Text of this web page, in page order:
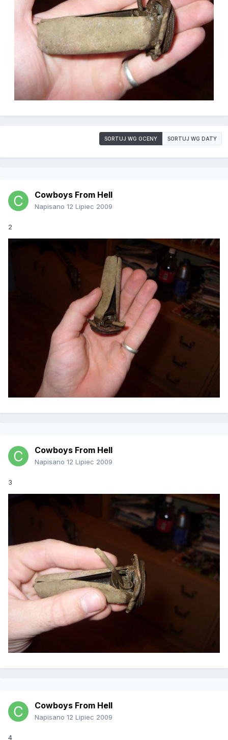
SORTUJ WG OCENY SORTUJ WG DATY
Cowboys From Hell
Napisano 12 Lipiec 2009
2
Cowboys From Hell
Napisano 12 Lipiec 2009
3
Cowboys From Hell
Napisano 12 Lipiec 2009
4